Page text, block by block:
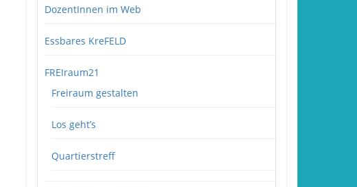
DozentInnen im Web
Essbares KreFELD
FREIraum21
Freiraum gestalten
Los geht’s
Quartierstreff